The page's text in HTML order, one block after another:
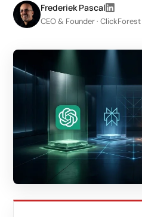
Leadgeneratie B2B
WhatsApp verkoop
Beheer & support
AI voor groei
AI-agents
Marketing automation
AI content marketing
Frederiek Pascal
CEO & Founder · ClickForest